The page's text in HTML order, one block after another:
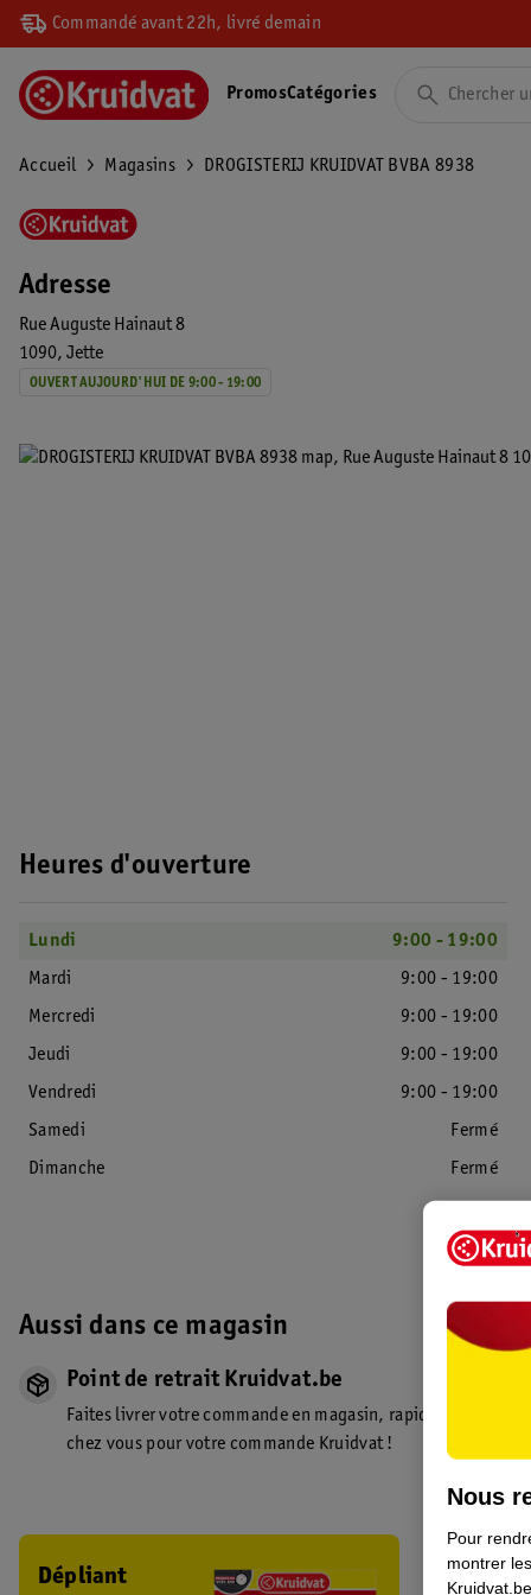
Commandé avant 22h, livré demain
PromosCatégories
Accueil Magasins DROGISTERIJ KRUIDVAT BVBA 8938
Adresse
Rue Auguste Hainaut 8
1090 Jette
OUVERT AUJOURD'HUI DE 9:00 - 19:00
Heures d'ouverture
Lundi
9:00 - 19:00
Mardi
9:00 - 19:00
Mercredi
9:00 - 19:00
Jeudi
9:00 - 19:00
Vendredi
9:00 - 19:00
Samedi
Fermé
Dimanche
Fermé
Aussi dans ce magasin
Point de retrait Kruidvat.be
Faites livrer votre commande en magasin, rapidement et
chez vous pour votre commande Kruidvat !
Dépliant
Dépliant
Nous
Pour
montrer
Kruidvat.be.